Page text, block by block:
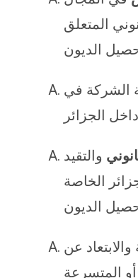
المتعلق
الديون
الشركة في
الجزائر
والتقيد
الخاصة
الديون
والابتعاد عن
المتسرعة